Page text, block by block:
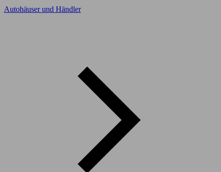
Autohäuser und Händler